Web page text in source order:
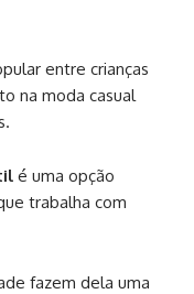
entre crianças
na moda casual
é uma opção
trabalha com
fazem dela uma